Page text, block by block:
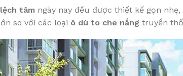
tâm ngày nay đều được thiết kế gọn
so với các loại ô dù to che nắng truyền